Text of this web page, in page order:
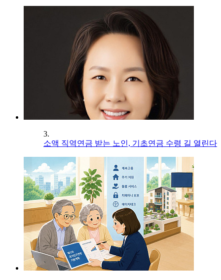
3.
소액 직역연금 받는 노인, 기초연금 수령 길 열린다